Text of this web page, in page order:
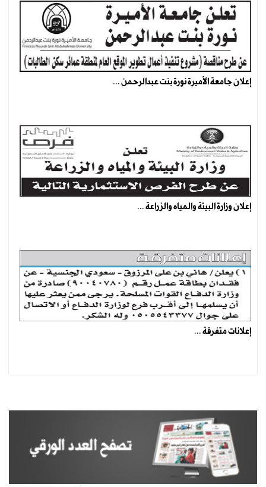
إعلان جامعة الأميرة نورة بنت عبدالرحمن ...
إعلان وزارة البيئة والمياه والزراعة ...
إعلانات متفرقة ...